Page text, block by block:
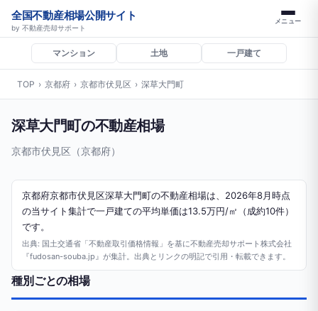
全国不動産相場公開サイト
by 不動産売却サポート
メニュー
マンション 土地 一戸建て
TOP › 京都府 › 京都市伏見区 › 深草大門町
深草大門町の不動産相場
京都市伏見区（京都府）
京都府京都市伏見区深草大門町の不動産相場は、2026年8月時点
の当サイト集計で一戸建ての平均単価は13.5万円/㎡（成約10件）
です。
出典: 国土交通省「不動産取引価格情報」を基に不動産売却サポート株式会社
『fudosan-souba.jp』が集計。出典とリンクの明記で引用・転載できます。
種別ごとの相場